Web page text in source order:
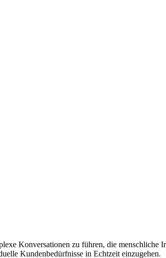
Konversationen zu führen, die menschliche
Kundenbedürfnisse in Echtzeit einzugehen.